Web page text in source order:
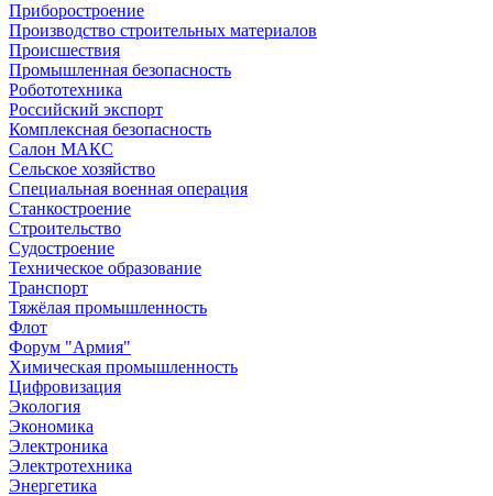
Приборостроение
Производство строительных материалов
Происшествия
Промышленная безопасность
Робототехника
Российский экспорт
Комплексная безопасность
Салон МАКС
Сельское хозяйство
Специальная военная операция
Станкостроение
Строительство
Судостроение
Техническое образование
Транспорт
Тяжёлая промышленность
Флот
Форум "Армия"
Химическая промышленность
Цифровизация
Экология
Экономика
Электроника
Электротехника
Энергетика